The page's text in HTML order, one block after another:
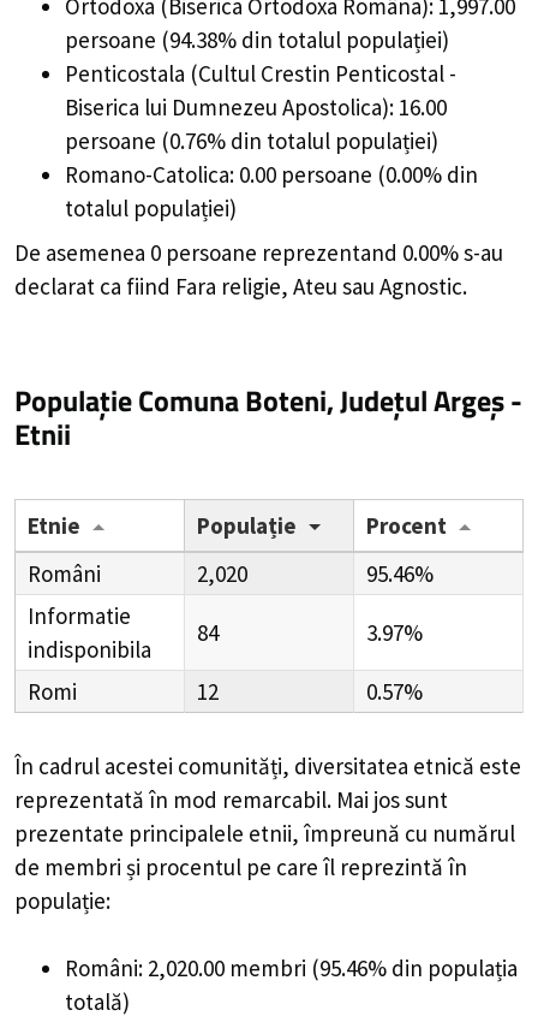
Ortodoxa (Biserica Ortodoxa Româna): 1,997.00
persoane (94.38% din totalul populației)
Penticostala (Cultul Crestin Penticostal -
Biserica lui Dumnezeu Apostolica): 16.00
persoane (0.76% din totalul populației)
Romano-Catolica: 0.00 persoane (0.00% din
totalul populației)
De asemenea 0 persoane reprezentand 0.00% s-au
declarat ca fiind Fara religie, Ateu sau Agnostic.
Populație Comuna Boteni, Județul Argeș -
Etnii
Etnie Populație
Procent
Români
2,020
95.46%
Informatie
indisponibila
84 3.97%
Romi 12 0.57%
În cadrul acestei comunități, diversitatea etnică este
reprezentată în mod remarcabil. Mai jos sunt
prezentate principalele etnii, împreună cu numărul
de membri și procentul pe care îl reprezintă în
populație:
Români: 2,020.00 membri (95.46% din populația
totală)